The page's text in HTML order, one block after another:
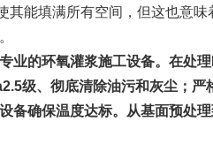
其能填满所有空间，但这也意味
业的环氧灌浆施工设备。在
级、彻底清除油污和灰尘；严
备确保温度达标。从基面预处